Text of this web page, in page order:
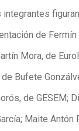
de
Mora, de
Bufete
de GESEM;
Maite Antón